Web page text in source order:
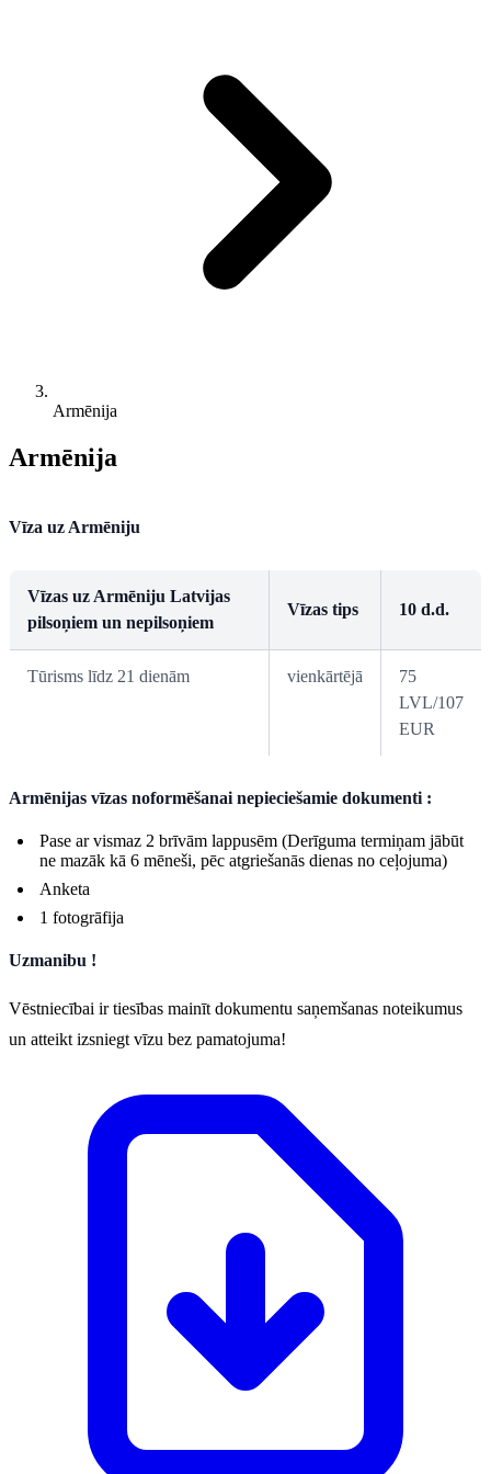
Armēnija
Armēnija
Vīza uz Armēniju
Vīzas uz Armēniju Latvijas
pilsoņiem un nepilsoņiem
Vīzas tips 10 d.d.
Tūrisms līdz 21 dienām vienkārtējā
75
LVL/107
EUR
Armēnijas vīzas noformēšanai nepieciešamie dokumenti :
Pase ar vismaz 2 brīvām lappusēm (Derīguma termiņam jābūt
ne mazāk kā 6 mēneši, pēc atgriešanās dienas no ceļojuma)
Anketa
1 fotogrāfija
Uzmanibu !
Vēstniecībai ir tiesības mainīt dokumentu saņemšanas noteikumus
un atteikt izsniegt vīzu bez pamatojuma!